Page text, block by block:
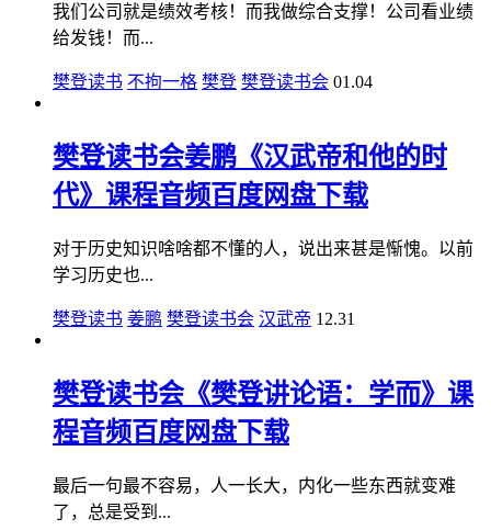
我们公司就是绩效考核！而我做综合支撑！公司看业绩
给发钱！而...
樊登读书 不拘一格 樊登 樊登读书会 01.04
樊登读书会姜鹏《汉武帝和他的时
代》课程音频百度网盘下载
对于历史知识啥啥都不懂的人，说出来甚是惭愧。以前
学习历史也...
樊登读书 姜鹏 樊登读书会 汉武帝 12.31
樊登读书会《樊登讲论语：学而》课
程音频百度网盘下载
最后一句最不容易，人一长大，内化一些东西就变难
了，总是受到...